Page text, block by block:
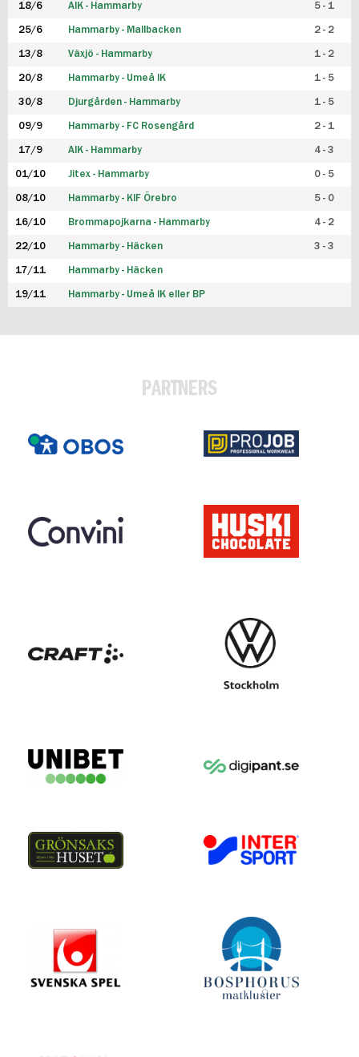
18/6 AIK - Hammarby 5 - 1
25/6 Hammarby - Mallbacken 2 - 2
13/8 Växjö - Hammarby 1 - 2
20/8 Hammarby - Umeå IK 1 - 5
30/8 Djurgården - Hammarby 1 - 5
09/9 Hammarby - FC Rosengård 2 - 1
17/9 AIK - Hammarby 4 - 3
01/10 Jitex - Hammarby 0 - 5
08/10 Hammarby - KIF Örebro 5 - 0
16/10 Brommapojkarna - Hammarby 4 - 2
22/10 Hammarby - Häcken 3 - 3
17/11 Hammarby - Häcken
19/11 Hammarby - Umeå IK eller BP
PARTNERS